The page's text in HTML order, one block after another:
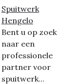
Spuitwerk
Hengelo
Bent u op zoek
naar een
professionele
partner voor
spuitwerk...